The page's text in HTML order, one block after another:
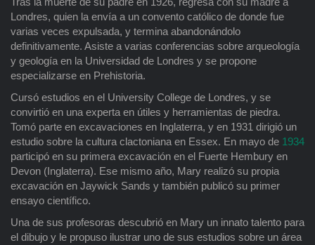
Londres, quien la envía a un convento católico de donde fue
varias veces expulsada, y termina abandonándolo
definitivamente. Asiste a varias conferencias sobre arqueología
y geología en la Universidad de Londres y se propone
especializarse en Prehistoria.
Cursó estudios en el University College de Londres, y se
convirtió en una experta en útiles y herramientas de piedra.
Tomó parte en excavaciones en Inglaterra, y en 1931 dirigió un
estudio sobre la cultura clactoniana en Essex. En mayo de 1934
participó en su primera excavación en el Fuerte Hembury en
Devon (Inglaterra). Ese mismo año, Mary realizó su propia
excavación en Jaywick Sands y también publicó su primer
ensayo científico.
Una de sus profesoras descubrió en Mary un innato talento para
el dibujo y le propuso ilustrar uno de sus estudios sobre un área